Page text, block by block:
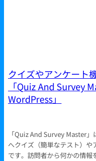
クイズやアンケート
「Quiz And Survey
WordPress」
「Quiz And Survey Master
へクイズ（簡単なテスト）
です。訪問者から何かの情